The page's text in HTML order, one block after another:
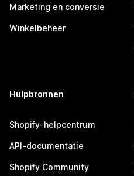
Marketing en conversie
Winkelbeheer
Hulpbronnen
Shopify-helpcentrum
API-documentatie
Shopify Community